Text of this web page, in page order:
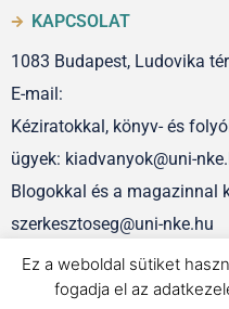
KAPCSOLAT
1083 Budapest, Ludovika
E-mail:
Kéziratokkal, könyv- és
ügyek: kiadvanyok@uni-
Blogokkal és a magazinnal
szerkesztoseg@uni-nke.hu
Ez a weboldal sütiket
fogadja el az